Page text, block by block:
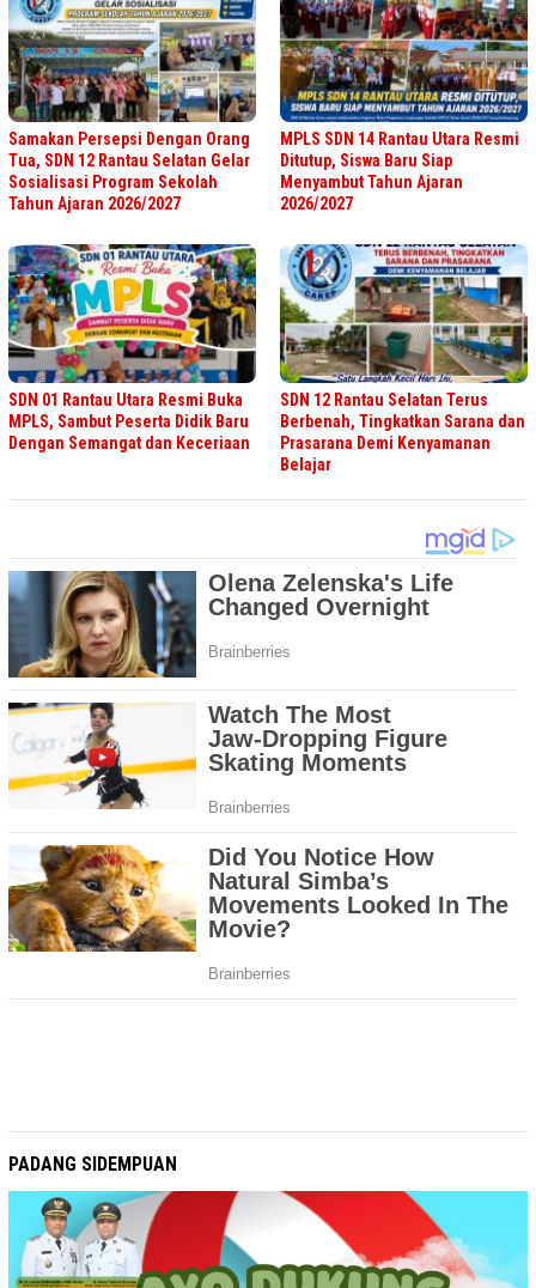
Samakan Persepsi Dengan Orang
Tua, SDN 12 Rantau Selatan Gelar
Sosialisasi Program Sekolah
Tahun Ajaran 2026/2027
MPLS SDN 14 Rantau Utara Resmi
Ditutup, Siswa Baru Siap
Menyambut Tahun Ajaran
2026/2027
SDN 01 Rantau Utara Resmi Buka
MPLS, Sambut Peserta Didik Baru
Dengan Semangat dan Keceriaan
SDN 12 Rantau Selatan Terus
Berbenah, Tingkatkan Sarana dan
Prasarana Demi Kenyamanan
Belajar
PADANG SIDEMPUAN